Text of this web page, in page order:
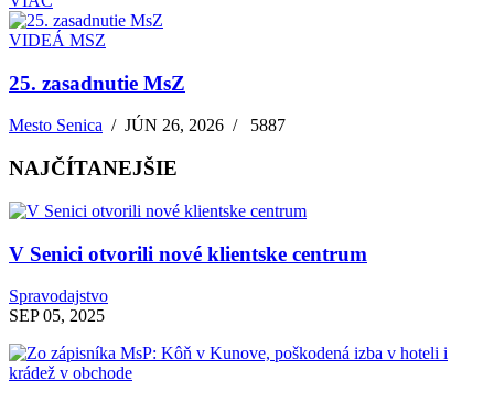
VIDEÁ MSZ
25. zasadnutie MsZ
Mesto Senica /JÚN 26, 2026 / 5887
NAJČÍTANEJŠIE
V Senici otvorili nové klientske centrum
Spravodajstvo
SEP 05, 2025